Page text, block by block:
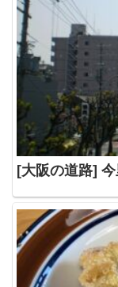
[大阪の道路]